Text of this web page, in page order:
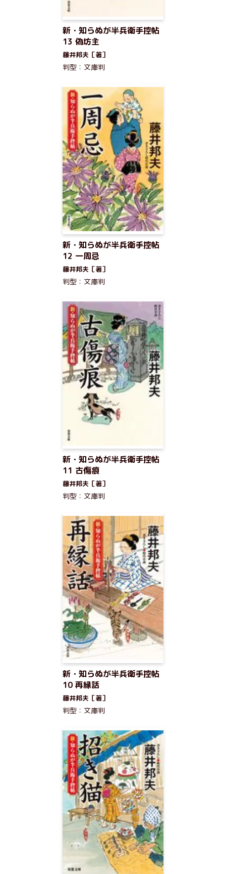
新・知らぬが半兵衛手控帖
13 偽坊主
藤井邦夫［著］
判型：文庫判
新・知らぬが半兵衛手控帖
12 一周忌
藤井邦夫［著］
判型：文庫判
新・知らぬが半兵衛手控帖
11 古傷痕
藤井邦夫［著］
判型：文庫判
新・知らぬが半兵衛手控帖
10 再縁話
藤井邦夫［著］
判型：文庫判